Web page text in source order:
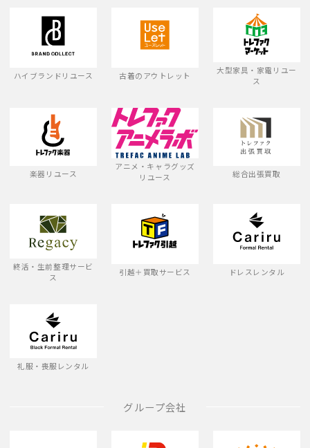
ハイブランドリユース 古着のアウトレット
大型家具・家電リユー
ス
楽器リユース
アニメ・キャラグッズ
リユース
総合出張買取
終活・生前整理サービ
ス
引越＋買取サービス ドレスレンタル
礼服・喪服レンタル
グループ会社